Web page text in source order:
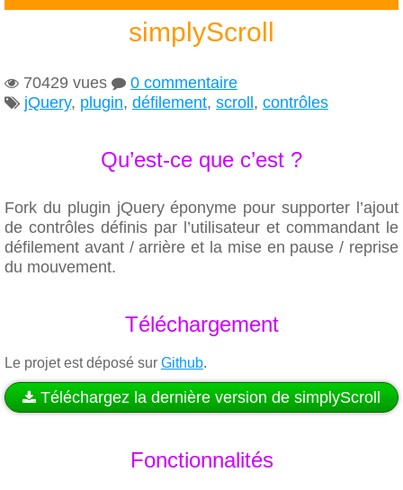
simplyScroll
 70429 vues  0 commentaire
 jQuery, plugin, défilement, scroll , contrôles
Qu’est-ce que c’est ?
Fork du plugin jQuery éponyme pour supporter l’ajout
de contrôles définis par l’utilisateur et commandant le
défilement avant / arrière et la mise en pause / reprise
du mouvement.
Téléchargement
Le projet est déposé sur Github.
 Téléchargez la dernière version de simplyScroll
Fonctionnalités